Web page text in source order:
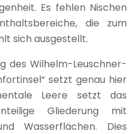
Es fehlen Nischen
die zum
sich ausgestellt.
des Wilhelm-Leuschner-
setzt genau hier
Leere setzt das
Gliederung mit
Wasserflächen. Dies